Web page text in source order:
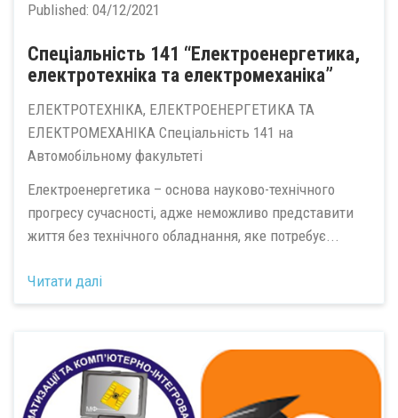
Published: 04/12/2021
Спеціальність 141 “Електроенергетика,
електротехніка та електромеханіка”
ЕЛЕКТРОТЕХНІКА, ЕЛЕКТРОЕНЕРГЕТИКА ТА
ЕЛЕКТРОМЕХАНІКА Спеціальність 141 на
Автомобільному факультеті
Електроенергетика – основа науково-технічного
прогресу сучасності, адже неможливо представити
життя без технічного обладнання, яке потребує...
Читати далі